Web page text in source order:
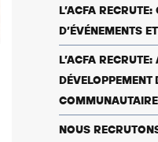
L’ACFA
D’ÉVÉNEMENTS
L’ACFA
DÉVELOPPEMENT
NOUS